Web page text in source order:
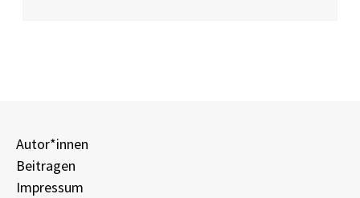
Autor*innen
Beitragen
Impressum